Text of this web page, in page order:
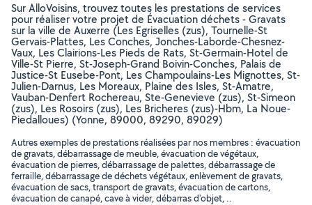
Sur AlloVoisins, trouvez toutes les prestations de services
pour réaliser votre projet de Évacuation déchets - Gravats
sur la ville de Auxerre (Les Egriselles (zus), Tournelle-St
Gervais-Plattes, Les Conches, Jonches-Laborde-Chesnez-
Vaux, Les Clairions-Les Pieds de Rats, St-Germain-Hotel de
Ville-St Pierre, St-Joseph-Grand Boivin-Conches, Palais de
Justice-St Eusebe-Pont, Les Champoulains-Les Mignottes, St-
Julien-Darnus, Les Moreaux, Plaine des Isles, St-Amatre,
Vauban-Denfert Rochereau, Ste-Genevieve (zus), St-Simeon
(zus), Les Rosoirs (zus), Les Bricheres (zus)-Hbm, La Noue-
Piedalloues) (Yonne, 89000, 89290, 89029)
Autres exemples de prestations réalisées par nos membres : évacuation
de gravats, débarrassage de meuble, évacuation de végétaux,
évacuation de pierres, débarrassage de palettes, débarrassage de
ferraille, débarrassage de déchets végétaux, enlèvement de gravats,
évacuation de sacs, transport de gravats, évacuation de cartons,
évacuation de canapé, cave à vider, débarras d'objet, ..